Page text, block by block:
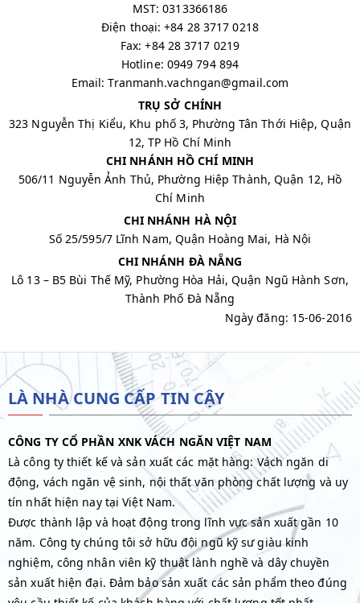
MST: 0313366186
Điện thoại: +84 28 3717 0218
Fax: +84 28 3717 0219
Hotline: 0949 794 894
Email: Tranmanh.vachngan@gmail.com
TRỤ SỞ CHÍNH
323 Nguyễn Thị Kiểu, Khu phố 3, Phường Tân Thới Hiệp, Quận
12, TP Hồ Chí Minh
CHI NHÁNH HỒ CHÍ MINH
506/11 Nguyễn Ảnh Thủ, Phường Hiệp Thành, Quận 12, Hồ
Chí Minh
CHI NHÁNH HÀ NỘI
Số 25/595/7 Lĩnh Nam, Quận Hoàng Mai, Hà Nội
CHI NHÁNH ĐÀ NẴNG
Lô 13 – B5 Bùi Thế Mỹ, Phường Hòa Hải, Quận Ngũ Hành Sơn,
Thành Phố Đà Nẵng
Ngày đăng: 15-06-2016
LÀ NHÀ CUNG CẤP TIN CẬY
CÔNG TY CỔ PHẦN XNK VÁCH NGĂN VIỆT NAM
Là công ty thiết kế và sản xuất các mặt hàng: Vách ngăn di
động, vách ngăn vệ sinh, nội thất văn phòng chất lượng và uy
tín nhất hiện nay tại Việt Nam.
Được thành lập và hoạt động trong lĩnh vực sản xuất gần 10
năm. Công ty chúng tôi sở hữu đội ngũ kỹ sư giàu kinh
nghiệm, công nhân viên kỹ thuật lành nghề và dây chuyền
sản xuất hiện đại. Đảm bảo sản xuất các sản phẩm theo đúng